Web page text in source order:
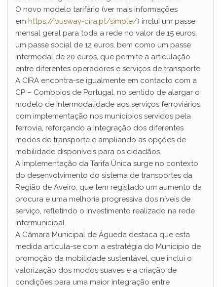
O novo modelo tarifário (ver mais informações
em https://busway-cira.pt/simple/) inclui um passe
mensal geral para toda a rede no valor de 15 euros,
um passe social de 12 euros, bem como um passe
intermodal de 20 euros, que permite a articulação
entre diferentes operadores e serviços de transporte.
A CIRA encontra-se igualmente em contacto com a
CP – Comboios de Portugal, no sentido de alargar o
modelo de intermodalidade aos serviços ferroviários,
com implementação nos municípios servidos pela
ferrovia, reforçando a integração dos diferentes
modos de transporte e ampliando as opções de
mobilidade disponíveis para os cidadãos.
A implementação da Tarifa Única surge no contexto
do desenvolvimento do sistema de transportes da
Região de Aveiro, que tem registado um aumento da
procura e uma melhoria progressiva dos níveis de
serviço, refletindo o investimento realizado na rede
intermunicipal.
A Câmara Municipal de Águeda destaca que esta
medida articula-se com a estratégia do Município de
promoção da mobilidade sustentável, que inclui o
valorização dos modos suaves e a criação de
condições para uma maior integração entre